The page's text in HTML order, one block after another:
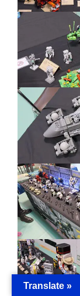
Translate »